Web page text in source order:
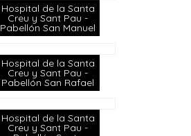
Hospital de la Santa
Creu y Sant Pau -
Pabellón San Manuel
Hospital de la Santa
Creu y Sant Pau -
Pabellón San Rafael
Hospital de la Santa
Creu y Sant Pau -